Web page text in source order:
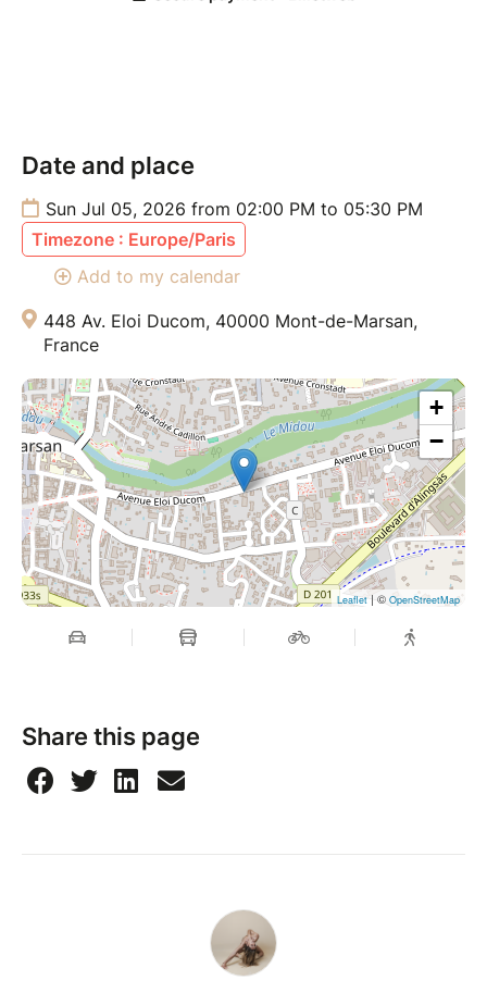
⚠ Places limitées
Pour toute question : MP Instagram @emydrrc
Date and place
Sun Jul 05, 2026 from 02:00 PM to 05:30 PM
Timezone : Europe/Paris
Add to my calendar
448 Av. Eloi Ducom, 40000 Mont-de-Marsan,
France
+
−
Leaflet| © OpenStreetMap
Share this page